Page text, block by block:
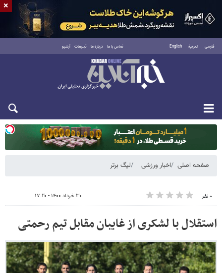
فارسی العربية English تماس با ما درباره ما تبلیغات آرشیو
یکشنبه ۱۸ مرداد ۱۴۰۵
صفحه اصلی اخبار ورزشی لیگ برتر
۰ نفر ۳۰ خرداد ۱۴۰۰ - ۱۷:۲۰
استقلال با لشکری از غایبان مقابل تیم رحمتی
×